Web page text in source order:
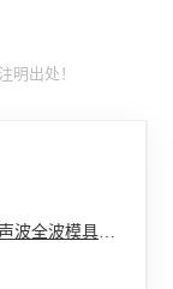
明出处！
波全波模具焊